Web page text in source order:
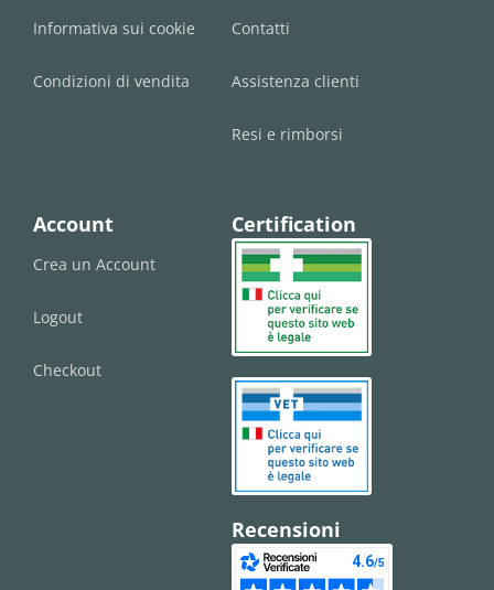
Informativa sui cookie
Condizioni di vendita
Contatti
Assistenza clienti
Resi e rimborsi
Account
Crea un Account
Logout
Checkout
Certification
Recensioni